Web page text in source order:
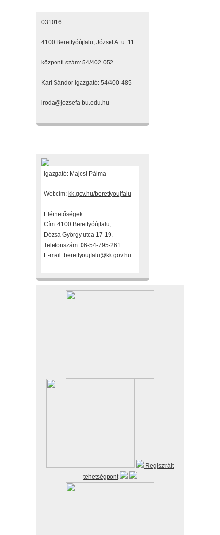
031016
4100 Berettyóújfalu, József A. u. 11.
központi szám: 54/402-052
Kari Sándor igazgató: 54/400-485
iroda@jozsefa-bu.edu.hu
Igazgató: Majosi Pálma
Webcím: kk.gov.hu/berettyoujfalu
Elérhetőségek:
Cím: 4100 Berettyóújfalu,
Dózsa György utca 17-19.
Telefonszám: 06-54-795-261
E-mail: berettyoujfalu@kk.gov.hu
Regisztrált
tehetségpont